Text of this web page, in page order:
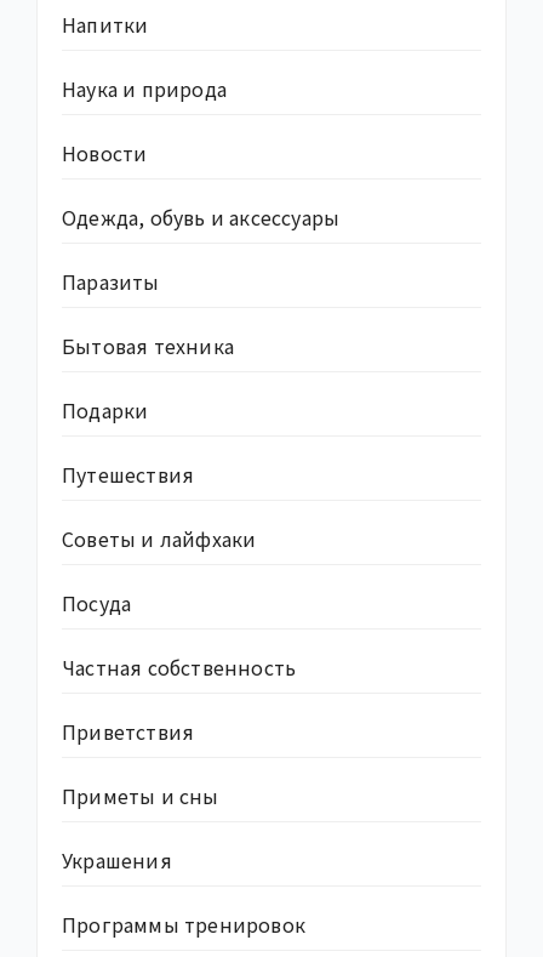
Напитки
Наука и природа
Новости
Одежда, обувь и аксессуары
Паразиты
Бытовая техника
Подарки
Путешествия
Советы и лайфхаки
Посуда
Частная собственность
Приветствия
Приметы и сны
Украшения
Программы тренировок